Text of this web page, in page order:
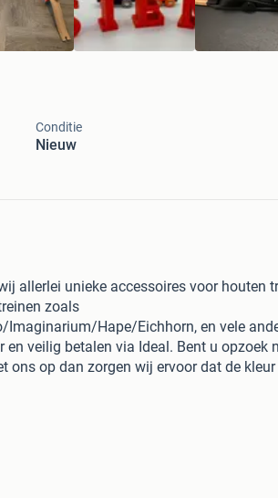
Conditie
Nieuw
allerlei unieke accessoires voor houten
zoals
Hape/Eichhorn, en vele
en veilig betalen via Ideal. Bent u opzoek
ons op dan zorgen wij ervoor dat de
op de website 3dprintarnhem.
2€
(recht): 2€
brug set: 12€